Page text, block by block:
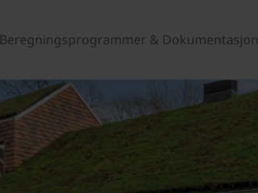
Beregningsprogrammer & Dokumentasjon